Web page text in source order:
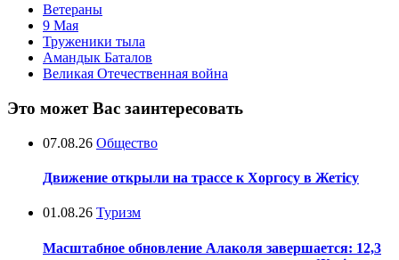
Ветераны
9 Мая
Труженики тыла
Амандык Баталов
Великая Отечественная война
Это может Вас заинтересовать
07.08.26 Общество
Движение открыли на трассе к Хоргосу в Жетісу
01.08.26 Туризм
Масштабное обновление Алаколя завершается: 12,3